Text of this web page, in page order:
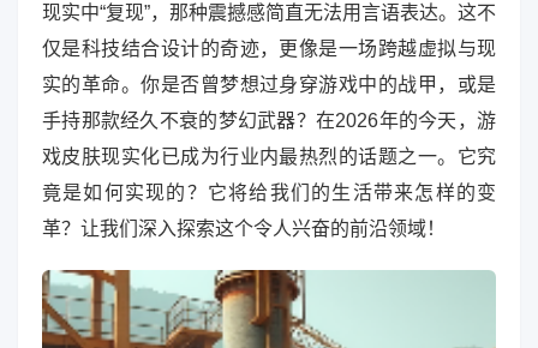
现实中“复现”，那种震撼感简直无法用言语表达。这不
仅是科技结合设计的奇迹，更像是一场跨越虚拟与现
实的革命。你是否曾梦想过身穿游戏中的战甲，或是
手持那款经久不衰的梦幻武器？在2026年的今天，游
戏皮肤现实化已成为行业内最热烈的话题之一。它究
竟是如何实现的？它将给我们的生活带来怎样的变
革？让我们深入探索这个令人兴奋的前沿领域！